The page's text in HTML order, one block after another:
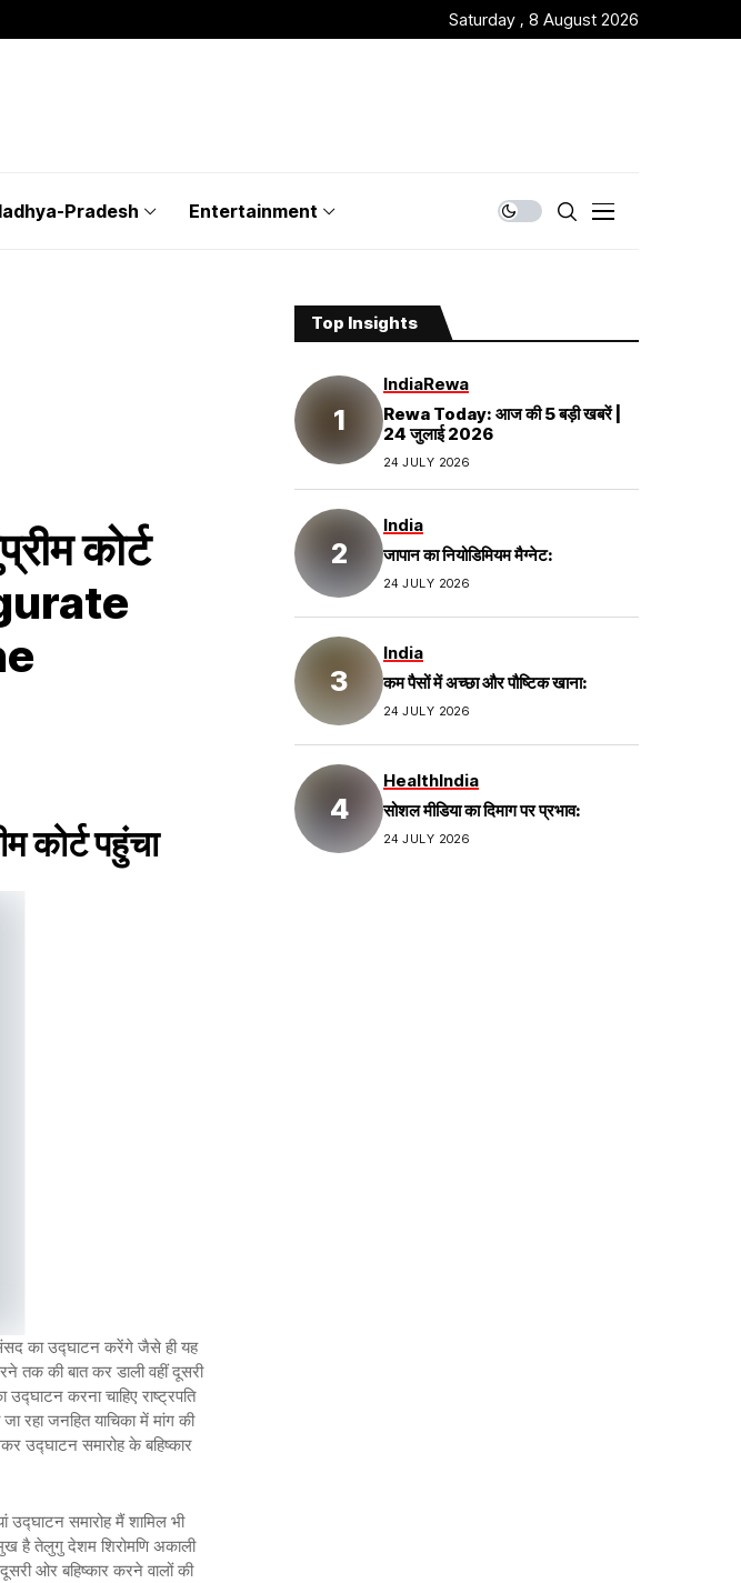
Saturday , 8 August 2026
Pradesh Entertainment
कोर्ट
कोर्ट पहुंचा
का उद्घाटन करेंगे जैसे ही यह
तक की बात कर डाली वहीं दूसरी
करना चाहिए राष्ट्रपति
रहा जनहित याचिका में मांग की
उद्घाटन समारोह के बहिष्कार
उद्घाटन समारोह मैं शामिल भी
है तेलुगु देशम शिरोमणि अकाली
ओर बहिष्कार करने वालों की
Top Insights
IndiaRewa
Rewa Today: आज की 5 बड़ी खबरें |
24 जुलाई 2026
24 JULY 2026
India
जापान का नियोडिमियम मैग्नेट:
24 JULY 2026
India
कम पैसों में अच्छा और पौष्टिक खाना:
24 JULY 2026
HealthIndia
सोशल मीडिया का दिमाग पर प्रभाव:
24 JULY 2026